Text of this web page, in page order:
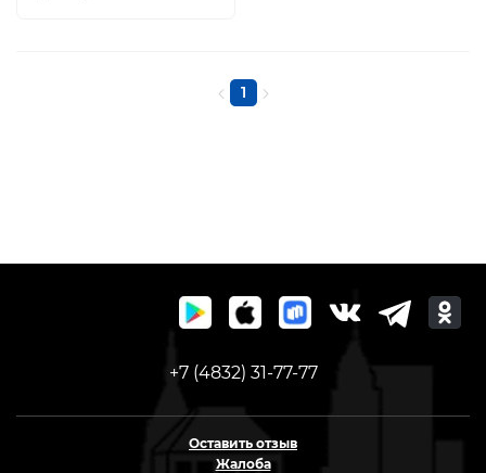
1
+7 (4832) 31-77-77
Оставить отзыв
Жалоба